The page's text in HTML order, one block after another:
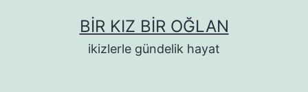
BIR KIZ BIR OĞLAN
ikizlerle gündelik hayat